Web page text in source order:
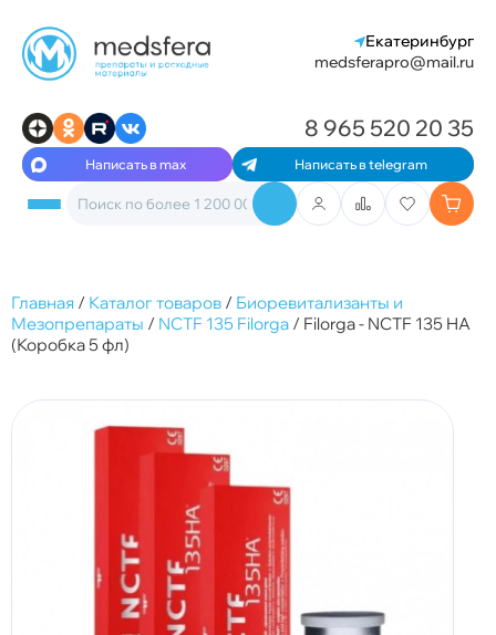
Екатеринбург
medsferapro@mail.ru
Написать в max Написать в telegram
8 965 520 20 35
Главная / Каталог товаров / Биоревитализанты и
Мезопрепараты / NCTF 135 Filorga / Filorga - NCTF 135 HA
(Коробка 5 фл)